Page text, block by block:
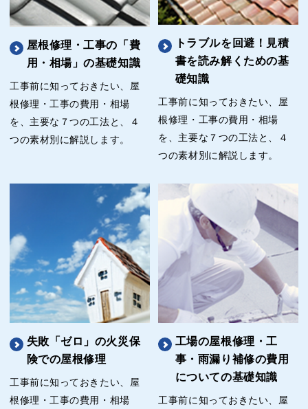
屋根修理・工事の「費
用・相場」の基礎知識
工事前に知っておきたい、屋
根修理・工事の費用・相場
を、主要な７つの工法と、４
つの素材別に解説します。
トラブルを回避！見積
書を読み解くための基
礎知識
工事前に知っておきたい、屋
根修理・工事の費用・相場
を、主要な７つの工法と、４
つの素材別に解説します。
失敗「ゼロ」の火災保
険での屋根修理
工事前に知っておきたい、屋
根修理・工事の費用・相場
工場の屋根修理・工
事・雨漏り補修の費用
についての基礎知識
工事前に知っておきたい、屋